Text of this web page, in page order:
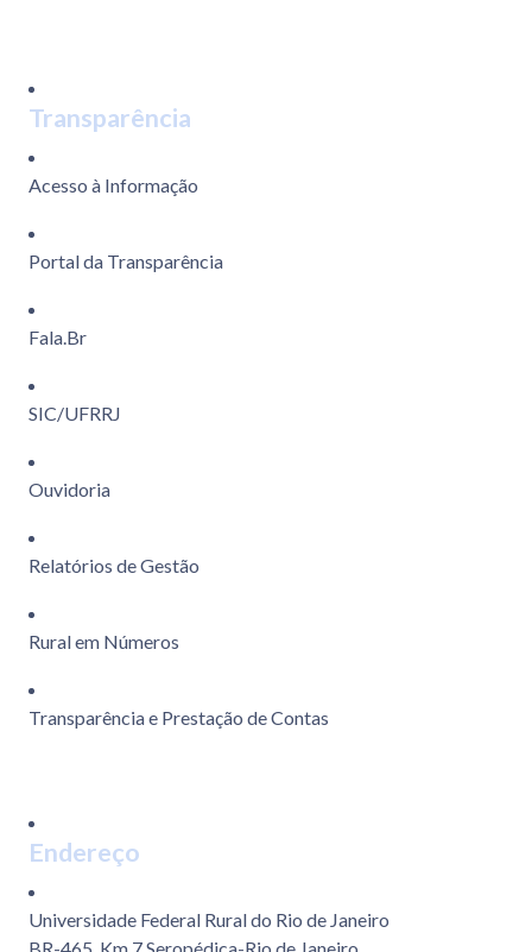
Transparência
Acesso à Informação
Portal da Transparência
Fala.Br
SIC/UFRRJ
Ouvidoria
Relatórios de Gestão
Rural em Números
Transparência e Prestação de Contas
Endereço
Universidade Federal Rural do Rio de Janeiro
BR-465, Km 7 Seropédica-Rio de Janeiro